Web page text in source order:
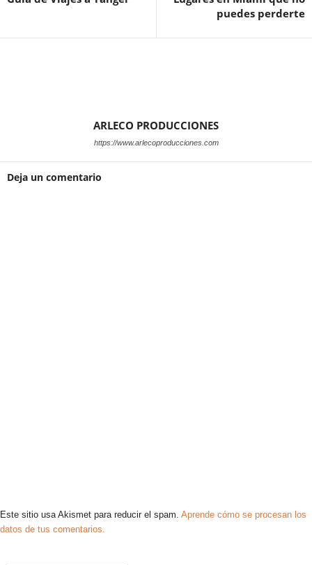
puedes perderte
ARLECO PRODUCCIONES
https://www.arlecoproducciones.com
Deja un comentario
Este sitio usa Akismet para reducir el spam. Aprende cómo se procesan los
datos de tus comentarios.